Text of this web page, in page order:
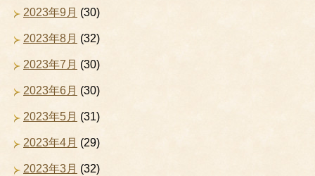
2023年9月 (30)
2023年8月 (32)
2023年7月 (30)
2023年6月 (30)
2023年5月 (31)
2023年4月 (29)
2023年3月 (32)